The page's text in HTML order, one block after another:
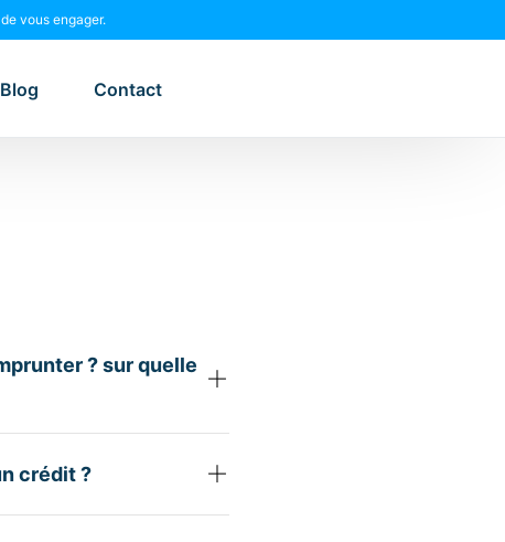
vous engager.
Blog Contact
? sur quelle
crédit ?